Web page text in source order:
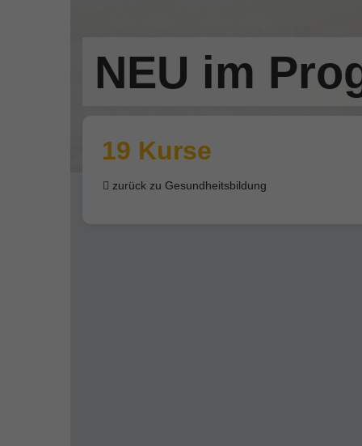
NEU im
19 Kurse
zurück zu Gesundheitsbildung